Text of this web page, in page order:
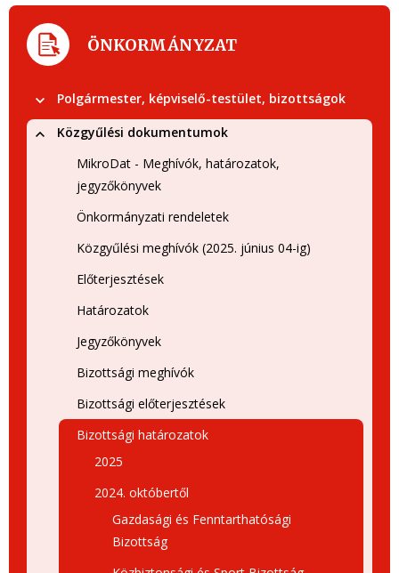
ÖNKORMÁNYZAT
Polgármester, képviselő-testület, bizottságok
Közgyűlési dokumentumok
MikroDat - Meghívók, határozatok,
jegyzőkönyvek
Önkormányzati rendeletek
Közgyűlési meghívók (2025. június 04-ig)
Előterjesztések
Határozatok
Jegyzőkönyvek
Bizottsági meghívók
Bizottsági előterjesztések
Bizottsági határozatok
2025
2024. októbertől
Gazdasági és Fenntarthatósági
Bizottság